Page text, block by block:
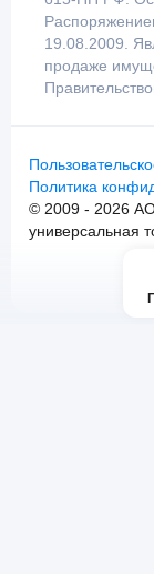
19.08.2009.
продаже
Политика
© 2009 - 2026
универсальная